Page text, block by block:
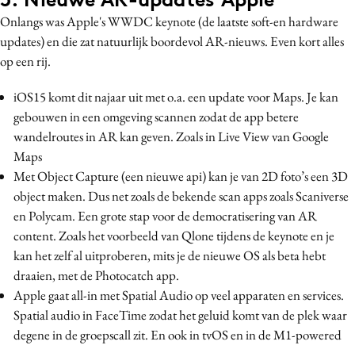
Onlangs was Apple's WWDC keynote (de laatste soft-en hardware
updates) en die zat natuurlijk boordevol AR-nieuws. Even kort alles
op een rij.
iOS15 komt dit najaar uit met o.a. een update voor Maps. Je kan
gebouwen in een omgeving scannen zodat de app betere
wandelroutes in AR kan geven. Zoals in Live View van Google
Maps
Met Object Capture (een nieuwe api) kan je van 2D foto’s een 3D
object maken. Dus net zoals de bekende scan apps zoals Scaniverse
en Polycam. Een grote stap voor de democratisering van AR
content. Zoals het voorbeeld van Qlone tijdens de keynote en je
kan het zelf al uitproberen, mits je de nieuwe OS als beta hebt
draaien, met de Photocatch app.
Apple gaat all-in met Spatial Audio op veel apparaten en services.
Spatial audio in FaceTime zodat het geluid komt van de plek waar
degene in de groepscall zit. En ook in tvOS en in de M1-powered